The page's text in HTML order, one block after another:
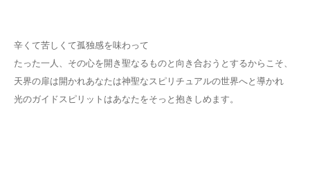
辛くて苦しくて孤独感を味わって
たった一人、その心を開き聖なるものと向き合おうとするからこそ、
天界の扉は開かれあなたは神聖なスピリチュアルの世界へと導かれ
光のガイドスピリットはあなたをそっと抱きしめます。